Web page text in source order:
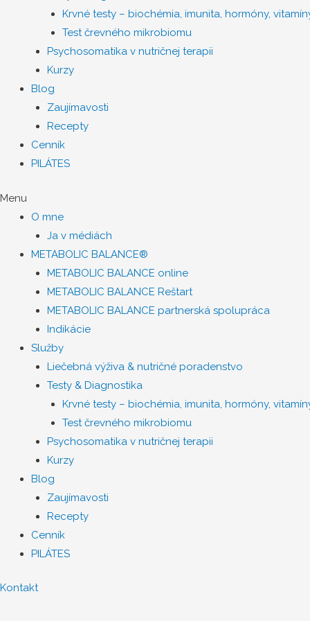
Krvné testy – biochémia, imunita, hormóny,
Test črevného mikrobiomu
Psychosomatika v nutričnej terapii
Kurzy
Blog
Zaujímavosti
Recepty
Cenník
PILÁTES
Menu
O mne
Ja v médiách
METABOLIC BALANCE®
METABOLIC BALANCE online
METABOLIC BALANCE Reštart
METABOLIC BALANCE partnerská spolupráca
Indikácie
Služby
Liečebná výživa & nutričné poradenstvo
Testy & Diagnostika
Krvné testy – biochémia, imunita, hormóny,
Test črevného mikrobiomu
Psychosomatika v nutričnej terapii
Kurzy
Blog
Zaujímavosti
Recepty
Cenník
PILÁTES
Kontakt